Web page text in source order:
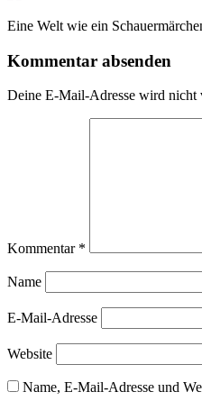
Eine Welt wie ein
Kommentar absenden
Deine E-Mail-Adresse wird nicht
Kommentar *
Name
E-Mail-Adresse
Website
Name, E-Mail-Adresse und